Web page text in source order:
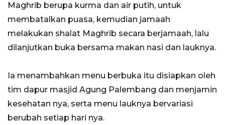
Maghrib berupa kurma dan air putih, untuk
membatalkan puasa, kemudian jamaah
melakukan shalat Maghrib secara berjamaah, lalu
dilanjutkan buka bersama makan nasi dan lauknya.
Ia menambahkan menu berbuka itu disiapkan oleh
tim dapur masjid Agung Palembang dan menjamin
kesehatan nya, serta menu lauknya bervariasi
berubah setiap hari nya.